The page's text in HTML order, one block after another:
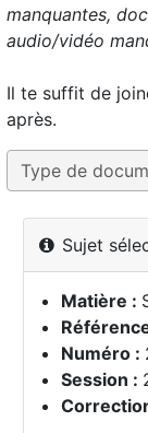
manquantes,
audio/vidéo
Il te suffit de
après.
Type de
Sujet
Matière :
Numéro :
Session :